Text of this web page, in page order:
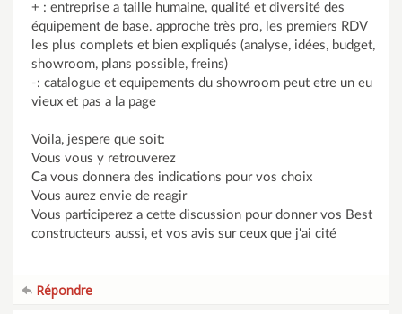
+ : entreprise a taille humaine, qualité et diversité des
équipement de base. approche très pro, les premiers RDV
les plus complets et bien expliqués (analyse, idées, budget,
showroom, plans possible, freins)
-: catalogue et equipements du showroom peut etre un eu
vieux et pas a la page
Voila, jespere que soit:
Vous vous y retrouverez
Ca vous donnera des indications pour vos choix
Vous aurez envie de reagir
Vous participerez a cette discussion pour donner vos Best
constructeurs aussi, et vos avis sur ceux que j'ai cité
Répondre